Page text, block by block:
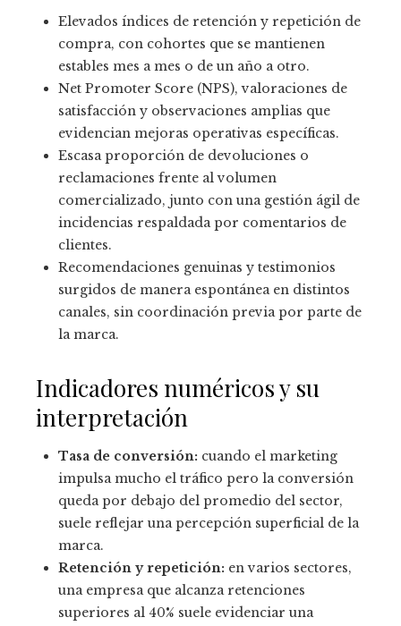
Elevados índices de retención y repetición de
compra, con cohortes que se mantienen
estables mes a mes o de un año a otro.
Net Promoter Score (NPS), valoraciones de
satisfacción y observaciones amplias que
evidencian mejoras operativas específicas.
Escasa proporción de devoluciones o
reclamaciones frente al volumen
comercializado, junto con una gestión ágil de
incidencias respaldada por comentarios de
clientes.
Recomendaciones genuinas y testimonios
surgidos de manera espontánea en distintos
canales, sin coordinación previa por parte de
la marca.
Indicadores numéricos y su
interpretación
Tasa de conversión: cuando el marketing
impulsa mucho el tráfico pero la conversión
queda por debajo del promedio del sector,
suele reflejar una percepción superficial de la
marca.
Retención y repetición: en varios sectores,
una empresa que alcanza retenciones
superiores al 40% suele evidenciar una